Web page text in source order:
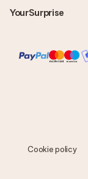
YourSurprise
Cookie policy